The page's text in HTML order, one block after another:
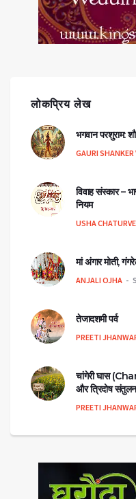
लोकप्रिय लेख
भगवान परशुराम:
GAURI SHANKER
विवाह संस्कार –
नियम
USHA
मां अंगार मोती,
ANJALI OJHA
तेजादशमी पर्व
PREETI
चांगेरी घास
और त्रिदोष संतुलन
PREETI